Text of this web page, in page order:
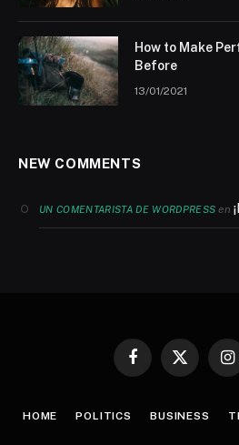
How to Make
Before
13/01/2021
NEW COMMENTS
UN COMENTARISTA DE WORDPRESS en
Facebook
X
HOME POLITICS BUSINESS